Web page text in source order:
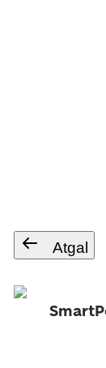
Atgal